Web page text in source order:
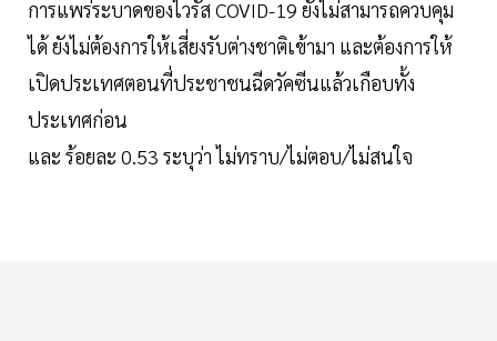
การแพร่ระบาดของไวรัส COVID-19 ยังไม่สามารถควบคุม
ได้ ยังไม่ต้องการให้เสี่ยงรับต่างชาติเข้ามา และต้องการให้
เปิดประเทศตอนที่ประชาชนฉีดวัคซีนแล้วเกือบทั้ง
ประเทศก่อน
และ ร้อยละ 0.53 ระบุว่า ไม่ทราบ/ไม่ตอบ/ไม่สนใจ